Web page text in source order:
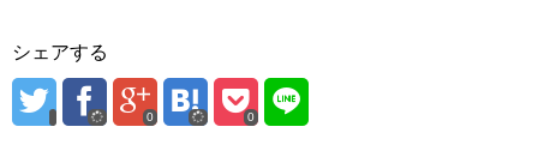
シェアする
0 0